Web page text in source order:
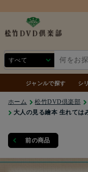
ジャンルで探す シ
ホーム 松竹DVD倶楽部
大人の見る繪本 生れては
前の商品